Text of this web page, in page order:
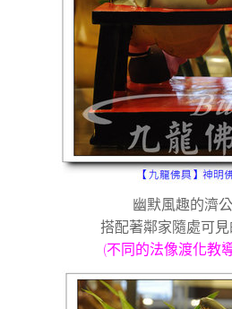
幽默風趣的濟
搭配著鄰家隨處可
(不同的法像渡化教